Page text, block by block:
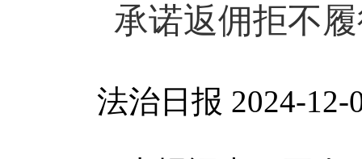
承诺返佣拒不
法治日报 2024-12-